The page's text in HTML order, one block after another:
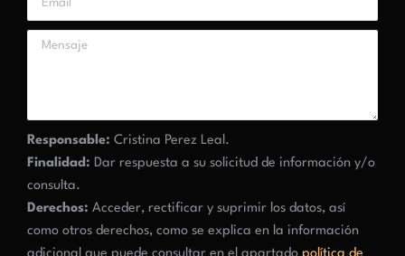
Responsable: Cristina Perez Leal.
Finalidad: Dar respuesta a su solicitud de información y/o
consulta.
Derechos: Acceder, rectificar y suprimir los datos, así
como otros derechos, como se explica en la información